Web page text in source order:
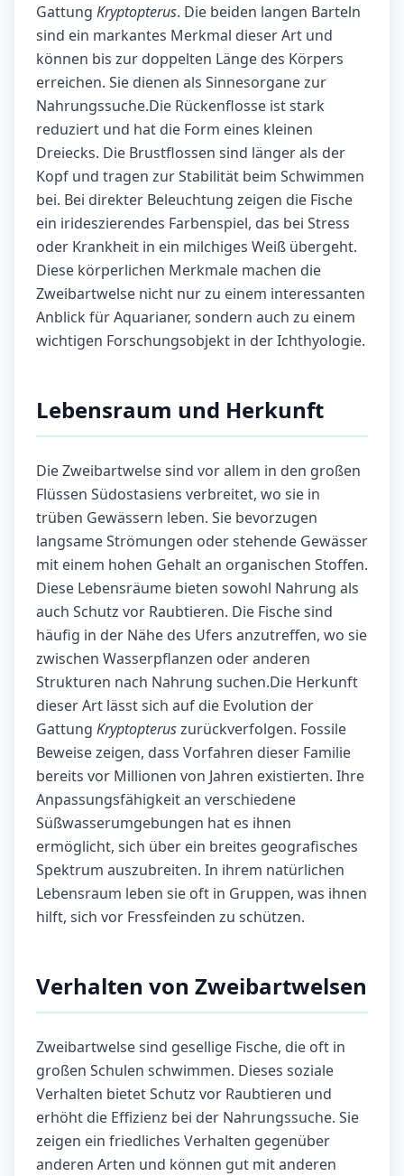
Gattung Kryptopterus. Die beiden langen Barteln
sind ein markantes Merkmal dieser Art und
können bis zur doppelten Länge des Körpers
erreichen. Sie dienen als Sinnesorgane zur
Nahrungssuche.Die Rückenflosse ist stark
reduziert und hat die Form eines kleinen
Dreiecks. Die Brustflossen sind länger als der
Kopf und tragen zur Stabilität beim Schwimmen
bei. Bei direkter Beleuchtung zeigen die Fische
ein irideszierendes Farbenspiel, das bei Stress
oder Krankheit in ein milchiges Weiß übergeht.
Diese körperlichen Merkmale machen die
Zweibartwelse nicht nur zu einem interessanten
Anblick für Aquarianer, sondern auch zu einem
wichtigen Forschungsobjekt in der Ichthyologie.
Lebensraum und Herkunft
Die Zweibartwelse sind vor allem in den großen
Flüssen Südostasiens verbreitet, wo sie in
trüben Gewässern leben. Sie bevorzugen
langsame Strömungen oder stehende Gewässer
mit einem hohen Gehalt an organischen Stoffen.
Diese Lebensräume bieten sowohl Nahrung als
auch Schutz vor Raubtieren. Die Fische sind
häufig in der Nähe des Ufers anzutreffen, wo sie
zwischen Wasserpflanzen oder anderen
Strukturen nach Nahrung suchen.Die Herkunft
dieser Art lässt sich auf die Evolution der
Gattung Kryptopteruszurückverfolgen. Fossile
Beweise zeigen, dass Vorfahren dieser Familie
bereits vor Millionen von Jahren existierten. Ihre
Anpassungsfähigkeit an verschiedene
Süßwasserumgebungen hat es ihnen
ermöglicht, sich über ein breites geografisches
Spektrum auszubreiten. In ihrem natürlichen
Lebensraum leben sie oft in Gruppen, was ihnen
hilft, sich vor Fressfeinden zu schützen.
Verhalten von Zweibartwelsen
Zweibartwelse sind gesellige Fische, die oft in
großen Schulen schwimmen. Dieses soziale
Verhalten bietet Schutz vor Raubtieren und
erhöht die Effizienz bei der Nahrungssuche. Sie
zeigen ein friedliches Verhalten gegenüber
anderen Arten und können gut mit anderen